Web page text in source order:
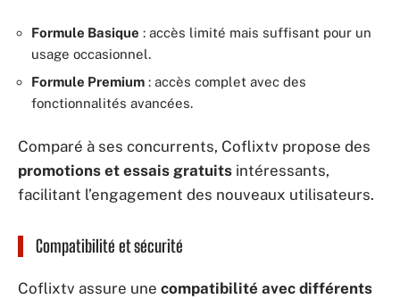
Formule Basique : accès limité mais suffisant pour un
usage occasionnel.
Formule Premium : accès complet avec des
fonctionnalités avancées.
Comparé à ses concurrents, Coflixtv propose des
promotions et essais gratuits intéressants,
facilitant l’engagement des nouveaux utilisateurs.
Compatibilité et sécurité
Coflixtv assure une compatibilité avec différents